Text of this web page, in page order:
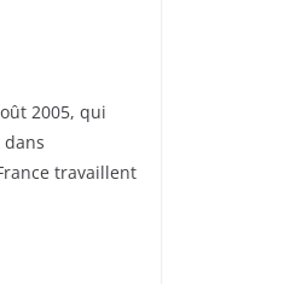
2005, qui
travaillent